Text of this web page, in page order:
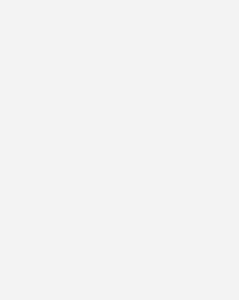
zudem, dass die neuen
im Netz zugutekommen
Menge erneuerbaren
mit denen
Anlagen und
werden kann – eine
künftig EEG-Förderungen